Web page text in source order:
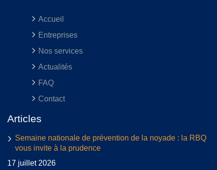
Accueil
Entreprises
Nos services
Actualités
FAQ
Contact
Articles
Semaine nationale de prévention de la noyade : la RBQ
vous invite à la prudence
17 juillet 2026